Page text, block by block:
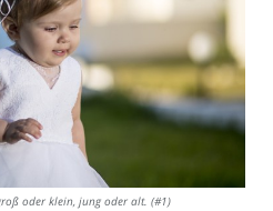
oder klein, jung oder alt. (#1)